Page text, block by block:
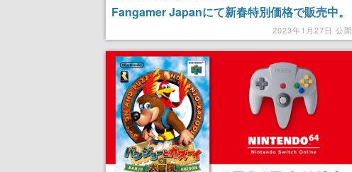
Fangamer Japanにて新春特別価格で販売中。
『ダークソウル』『バンジョーとカズーイの大
冒険』などのグッズもセール対象に
2023年1月27日 公開